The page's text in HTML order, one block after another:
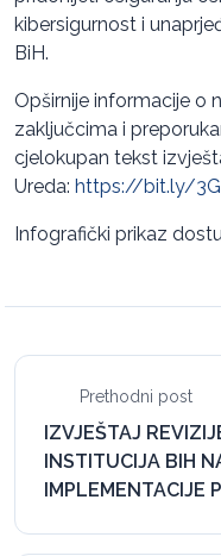
kibersigurnost i
BiH.
Opširnije informacije o
zaključcima i
cjelokupan tekst
Ureda: https://bit.ly/
Infografički prikaz
Prethodni post
IZVJEŠTAJ
INSTITUCIJA BIH
IMPLEMENTACIJE